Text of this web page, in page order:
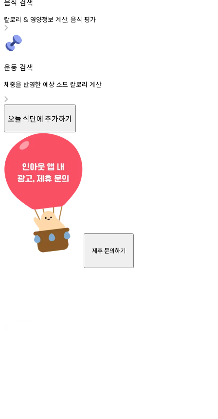
음식 검색
칼로리 & 영양정보 계산, 음식 평가
운동 검색
체중을 반영한 예상 소모 칼로리 계산
오늘 식단에 추가하기
제휴 문의하기